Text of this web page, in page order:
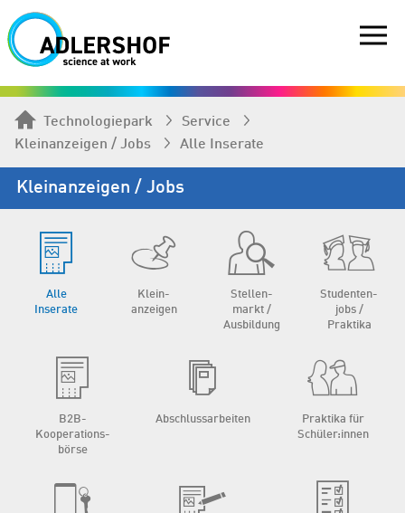
Technologiepark
Service
Kleinanzeigen / Jobs
Alle Inserate
Kleinanzeigen / Jobs
Alle
Inserate
Klein­
anzeigen
Stellen­
markt /
Aus­bildung
Studenten­
jobs /
Praktika
B2B-
Kooperations­
börse
Abschluss­arbeiten
Praktika für
Schüler:innen